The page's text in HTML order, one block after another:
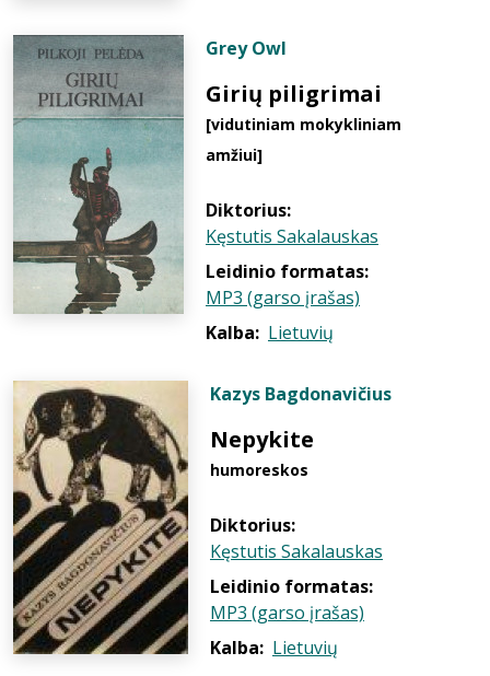
Grey Owl
Girių piligrimai
[vidutiniam mokykliniam
amžiui]
Diktorius:
Kęstutis Sakalauskas
Leidinio formatas:
MP3 (garso įrašas)
Kalba: Lietuvių
Kazys Bagdonavičius
Nepykite
humoreskos
Diktorius:
Kęstutis Sakalauskas
Leidinio formatas:
MP3 (garso įrašas)
Kalba: Lietuvių